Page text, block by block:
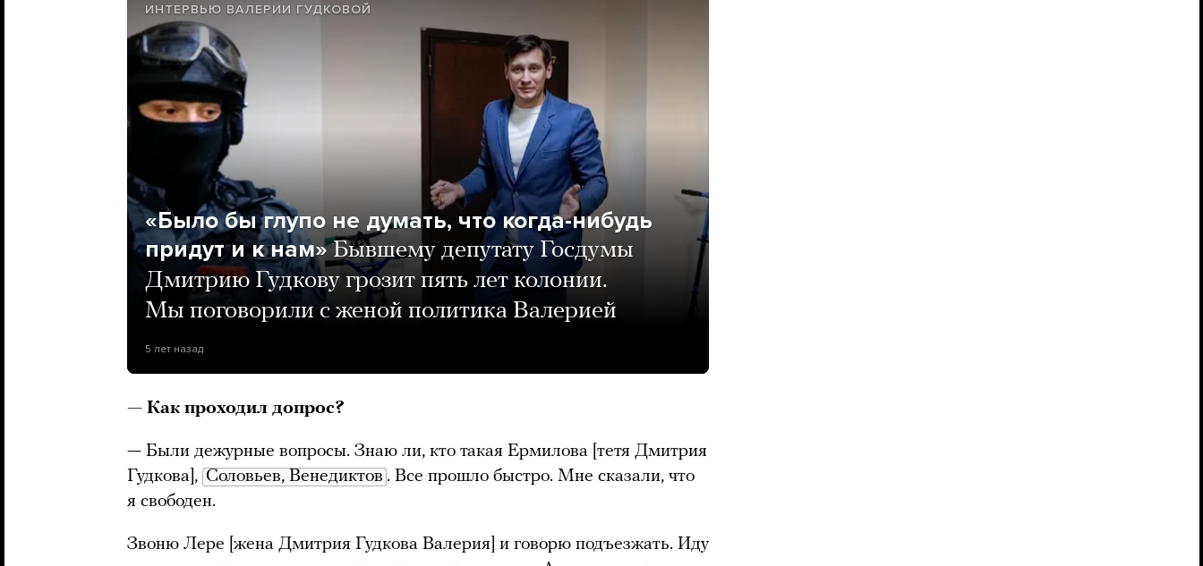
ИНТЕРВЬЮ ВАЛЕРИИ ГУДКОВОЙ
«Было бы глупо не думать, что когда-нибудь
придут и к нам» Бывшему депутату Госдумы
Дмитрию Гудкову грозит пять лет колонии.
Мы поговорили с женой политика Валерией
5 лет назад
— Как проходил допрос?
— Были дежурные вопросы. Знаю ли, кто такая Ермилова [тетя Дмитрия
Гудкова], Соловьев, Венедиктов . Все прошло быстро. Мне сказали, что
я свободен.
Звоню Лере [жена Дмитрия Гудкова Валерия] и говорю подъезжать. Иду